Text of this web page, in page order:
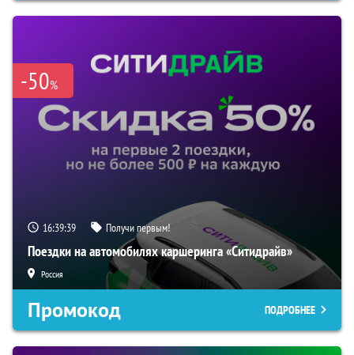
-50%
16:39:37 Получи первым!
Поездки на автомобилях каршеринга «Ситидрайв»
Россия
Промокод ПОДРОБНЕЕ